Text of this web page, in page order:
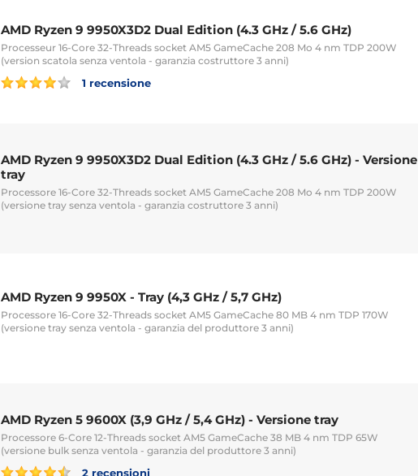
AMD Ryzen 9 9950X3D2 Dual Edition (4.3 GHz / 5.6 GHz)
Processeur 16-Core 32-Threads socket AM5 GameCache 208 Mo 4 nm TDP 200W
(version scatola senza ventola - garanzia costruttore 3 anni)
1 recensione
AMD Ryzen 9 9950X3D2 Dual Edition (4.3 GHz / 5.6 GHz) - Versione
tray
Processore 16-Core 32-Threads socket AM5 GameCache 208 Mo 4 nm TDP 200W
(versione tray senza ventola - garanzia costruttore 3 anni)
AMD Ryzen 9 9950X - Tray (4,3 GHz / 5,7 GHz)
Processore 16-Core 32-Threads socket AM5 GameCache 80 MB 4 nm TDP 170W
(versione tray senza ventola - garanzia del produttore 3 anni)
AMD Ryzen 5 9600X (3,9 GHz / 5,4 GHz) - Versione tray
Processore 6-Core 12-Threads socket AM5 GameCache 38 MB 4 nm TDP 65W
(versione bulk senza ventola - garanzia del produttore 3 anni)
2 recensioni